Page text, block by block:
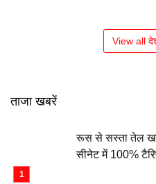
View all
ताजा खबरें
रूस से सस्ता तेल
सीनेट में 100%